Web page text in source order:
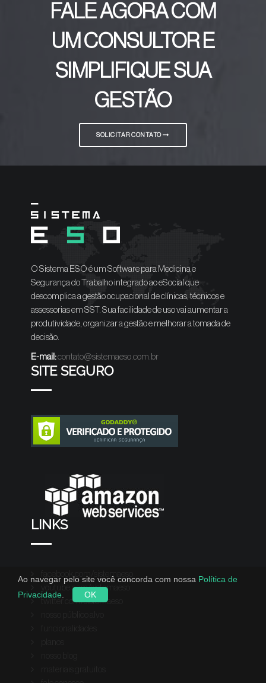
FALE AGORA COM
UM CONSULTOR E
SIMPLIFIQUE SUA
GESTÃO
SOLICITAR CONTATO
O Sistema ESO é um Software para Medicina e
Segurança do Trabalho integrado ao eSocial que
descomplica a gestão ocupacional de clínicas, técnicos e
assessorias em SST. Sua facilidade de uso vai aumentar a
produtividade, organizar a gestão e melhorar a tomada de
decisão.
E-mail:contato@sistemaeso.com.br
SITE SEGURO
LINKS
youtube.com/sistemaeso
twitter.com/sistemaeso
Ao navegar pelo site você concorda com nossa Política de
Privacidade
OK